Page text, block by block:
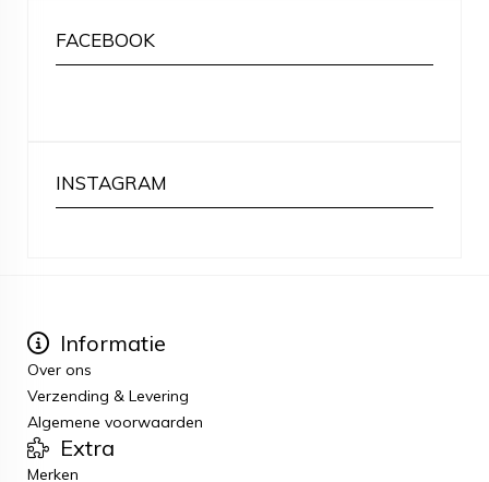
FACEBOOK
INSTAGRAM
Informatie
Over ons
Verzending & Levering
Algemene voorwaarden
Extra
Merken